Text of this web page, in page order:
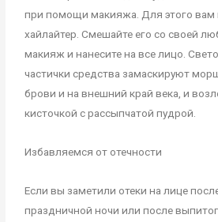
при помощи макияжа. Для этого вам
хайлайтер. Смешайте его со своей
макияж и нанесите на все лицо.
частички средства замаскируют
брови и на внешний край века, и
кисточкой с рассыпчатой пудрой.
Избавляемся от отечности
Если вы заметили отеки на лице
праздничной ночи или после